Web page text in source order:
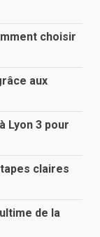
choisir
aux
Lyon 3 pour
claires
de la